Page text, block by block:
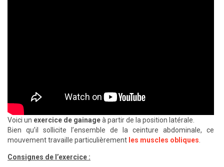
Voici un exercice de gainageà partir de la position latérale.
Bien qu’il sollicite l’ensemble de la ceinture abdominale, ce
mouvement travaille particulièrement les muscles obliques.
Consignes de l’exercice :